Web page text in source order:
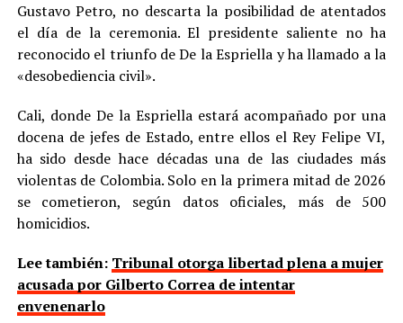
Gustavo Petro, no descarta la posibilidad de atentados
el día de la ceremonia. El presidente saliente no ha
reconocido el triunfo de De la Espriella y ha llamado a la
«desobediencia civil».
Cali, donde De la Espriella estará acompañado por una
docena de jefes de Estado, entre ellos el Rey Felipe VI,
ha sido desde hace décadas una de las ciudades más
violentas de Colombia. Solo en la primera mitad de 2026
se cometieron, según datos oficiales, más de 500
homicidios.
Lee también: Tribunal otorga libertad plena a mujer
acusada por Gilberto Correa de intentar
envenenarlo